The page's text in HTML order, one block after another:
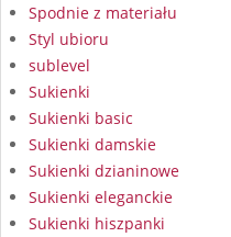
Spodnie z materiału
Styl ubioru
sublevel
Sukienki
Sukienki basic
Sukienki damskie
Sukienki dzianinowe
Sukienki eleganckie
Sukienki hiszpanki